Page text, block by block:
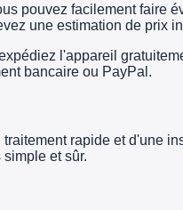
pouvez facilement faire
une estimation de prix
l'appareil
bancaire ou PayPal.
rapide et d'une
et sûr.